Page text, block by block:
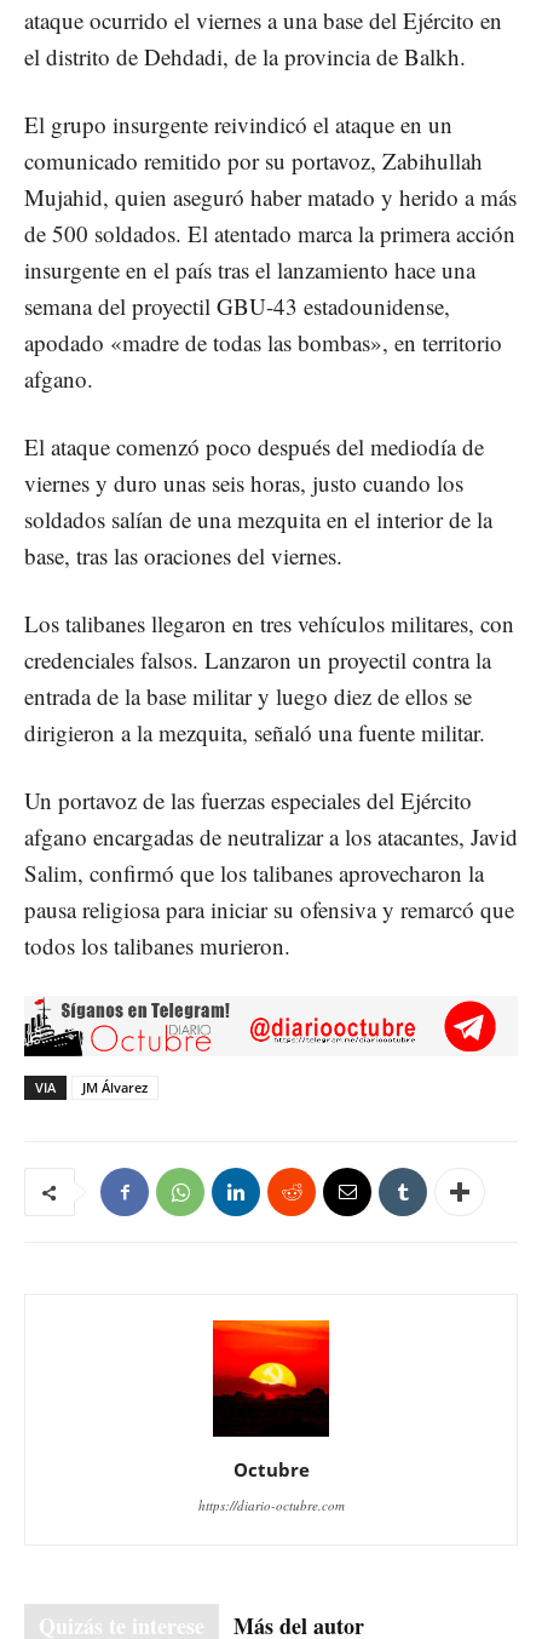
ataque ocurrido el viernes a una base del Ejército en
el distrito de Dehdadi, de la provincia de Balkh.
El grupo insurgente reivindicó el ataque en un
comunicado remitido por su portavoz, Zabihullah
Mujahid, quien aseguró haber matado y herido a más
de 500 soldados. El atentado marca la primera acción
insurgente en el país tras el lanzamiento hace una
semana del proyectil GBU-43 estadounidense,
apodado «madre de todas las bombas», en territorio
afgano.
El ataque comenzó poco después del mediodía de
viernes y duro unas seis horas, justo cuando los
soldados salían de una mezquita en el interior de la
base, tras las oraciones del viernes.
Los talibanes llegaron en tres vehículos militares, con
credenciales falsos. Lanzaron un proyectil contra la
entrada de la base militar y luego diez de ellos se
dirigieron a la mezquita, señaló una fuente militar.
Un portavoz de las fuerzas especiales del Ejército
afgano encargadas de neutralizar a los atacantes, Javid
Salim, confirmó que los talibanes aprovecharon la
pausa religiosa para iniciar su ofensiva y remarcó que
todos los talibanes murieron.
VIA JM Álvarez
Octubre
https://diario-octubre.com
Quizás te interese Más del autor